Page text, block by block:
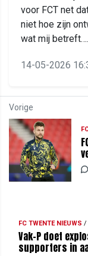
voor FCT net
niet hoe zijn
wat mij
14-05-2026
Vorige
FC TWENTE NIEUWS /
Vak-P doet
supporters in